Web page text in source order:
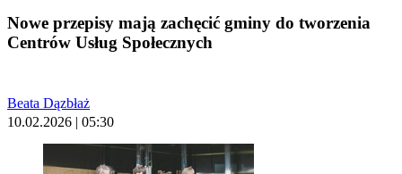
Nowe przepisy mają zachęcić gminy do tworzenia
Centrów Usług Społecznych
Beata Dązbłaż
10.02.2026 | 05:30